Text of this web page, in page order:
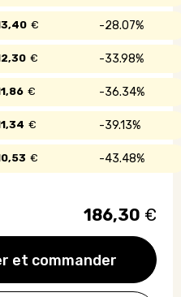
et commander
28.07%
€
33.98%
€
36.34%
€
39.13%
€
43.48%
€
186,30 €